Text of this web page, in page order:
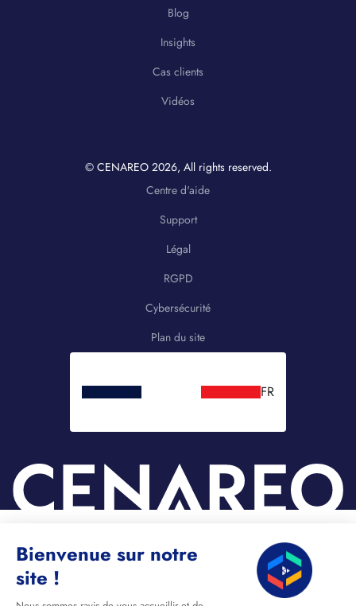
Bienvenue sur notre
site !
Blog
Insights
Cas clients
Vidéos
© CENAREO 2026, All rights reserved.
Centre d'aide
Support
Légal
RGPD
Cybersécurité
Plan du site
FR